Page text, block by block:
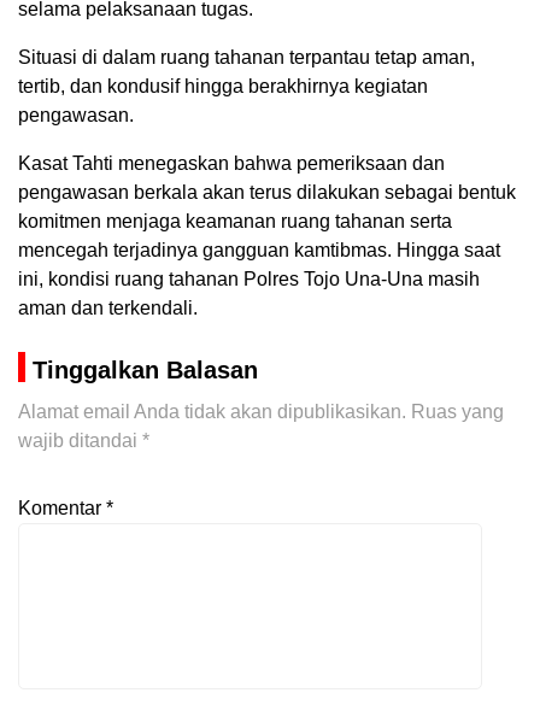
selama pelaksanaan tugas.
Situasi di dalam ruang tahanan terpantau tetap aman,
tertib, dan kondusif hingga berakhirnya kegiatan
pengawasan.
Kasat Tahti menegaskan bahwa pemeriksaan dan
pengawasan berkala akan terus dilakukan sebagai bentuk
komitmen menjaga keamanan ruang tahanan serta
mencegah terjadinya gangguan kamtibmas. Hingga saat
ini, kondisi ruang tahanan Polres Tojo Una-Una masih
aman dan terkendali.
Tinggalkan Balasan
Alamat email Anda tidak akan dipublikasikan. Ruas yang
wajib ditandai *
Komentar *